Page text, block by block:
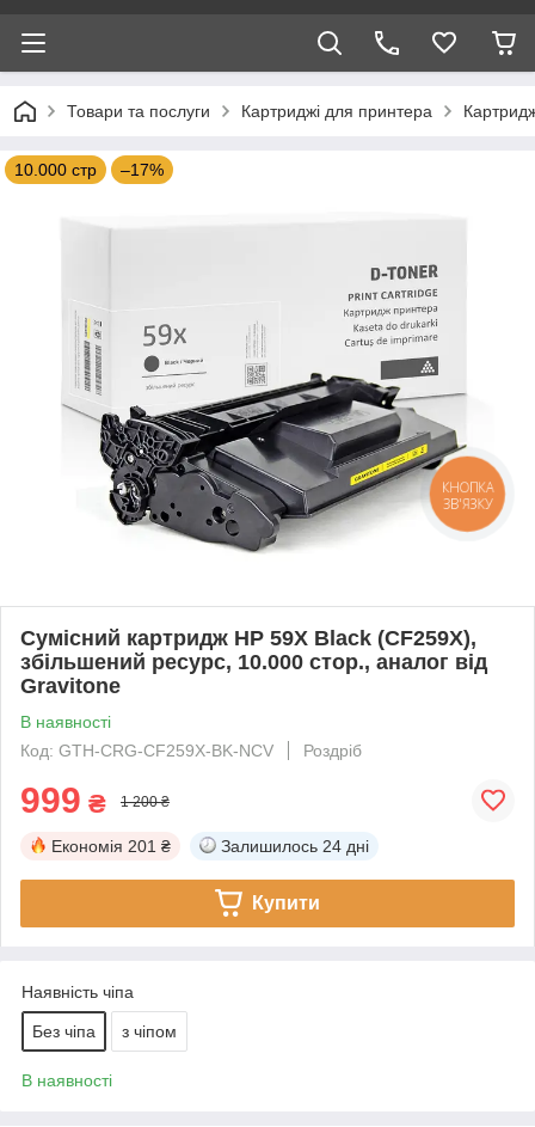
Товари та послуги Картриджі для принтера
10.000 стр –17%
Сумісний картридж HP 59X Black (CF259X),
збільшений ресурс, 10.000 стор., аналог від
Gravitone
В наявності
Код: GTH-CRG-CF259X-BK-NCV
Роздріб
999 ₴ 1 200 ₴
Економія 201 ₴ Залишилось 24 дні
Купити
Наявність чіпа
Без чіпа з чіпом
В наявності
КНОПКА
ЗВ'ЯЗКУ